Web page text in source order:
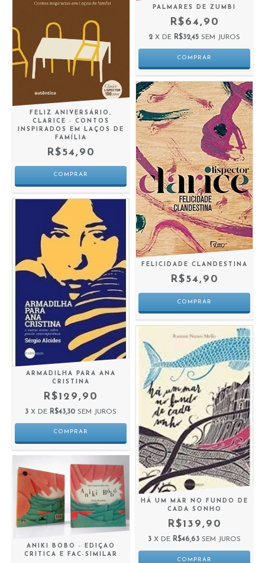
PALMARES DE ZUMBI
R$64,90
2 X DE R$32,45 SEM JUROS
FELIZ ANIVERSÁRIO,
CLARICE - CONTOS
INSPIRADOS EM LAÇOS DE
FAMÍLIA
R$54,90
FELICIDADE CLANDESTINA
R$54,90
ARMADILHA PARA ANA
CRISTINA
R$129,90
3 X DE R$43,30 SEM JUROS
HÁ UM MAR NO FUNDO DE
CADA SONHO
R$139,90
3 X DE R$46,63 SEM JUROS
ANIKI BOBO - EDIÇAO
CRITICA E FAC-SIMILAR